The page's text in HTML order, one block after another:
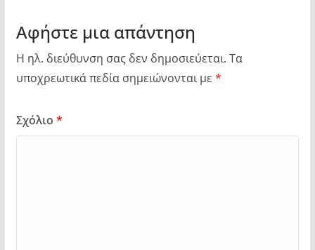
Αφήστε μια απάντηση
Η ηλ. διεύθυνση σας δεν δημοσιεύεται. Τα
υποχρεωτικά πεδία σημειώνονται με *
Σχόλιο *